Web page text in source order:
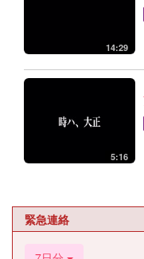
14:29
5:16
緊急連絡